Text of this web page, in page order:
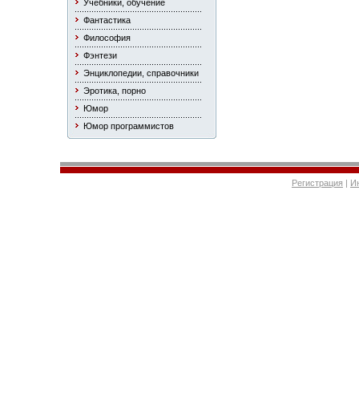
Учебники, обучение
Фантастика
Философия
Фэнтези
Энциклопедии, справочники
Эротика, порно
Юмор
Юмор программистов
Регистрация |